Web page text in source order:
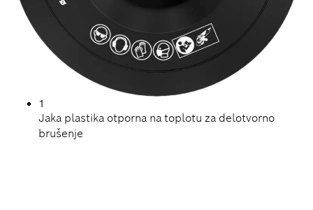
1
Jaka plastika otporna na toplotu za delotvorno
brušenje